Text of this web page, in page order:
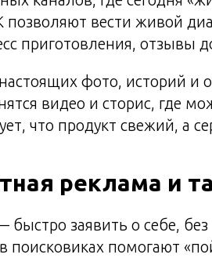
позволяют вести живой
приготовления, отзывы
фото, историй и
видео и сторис, где
что продукт свежий, а
реклама и
быстро заявить о себе,
поисковиках помогают